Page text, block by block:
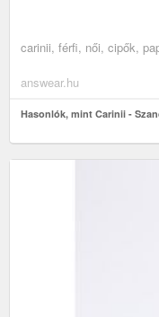
carinii, férfi, női, cipők,
answear.hu
Hasonlók, mint Carinii -